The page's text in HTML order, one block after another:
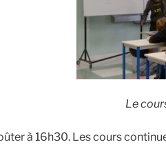
Le
à 16h30. Les cours